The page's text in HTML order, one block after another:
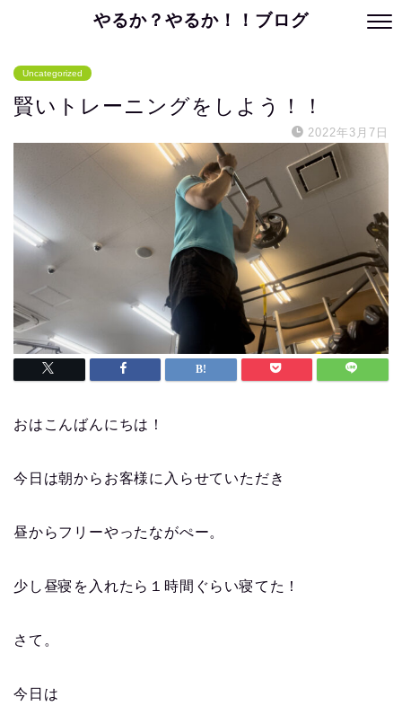
やるか？やるか！！ブログ
Uncategorized
賢いトレーニングをしよう！！
2022年3月7日
おはこんばんにちは！
今日は朝からお客様に入らせていただき
昼からフリーやったながぺー。
少し昼寝を入れたら１時間ぐらい寝てた！
さて。
今日は